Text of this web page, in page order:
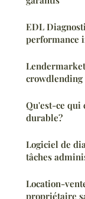
EDL
performance
crowdlending
Qu'est-ce
durable?
Logiciel de
tâches
Location-
propriétaire